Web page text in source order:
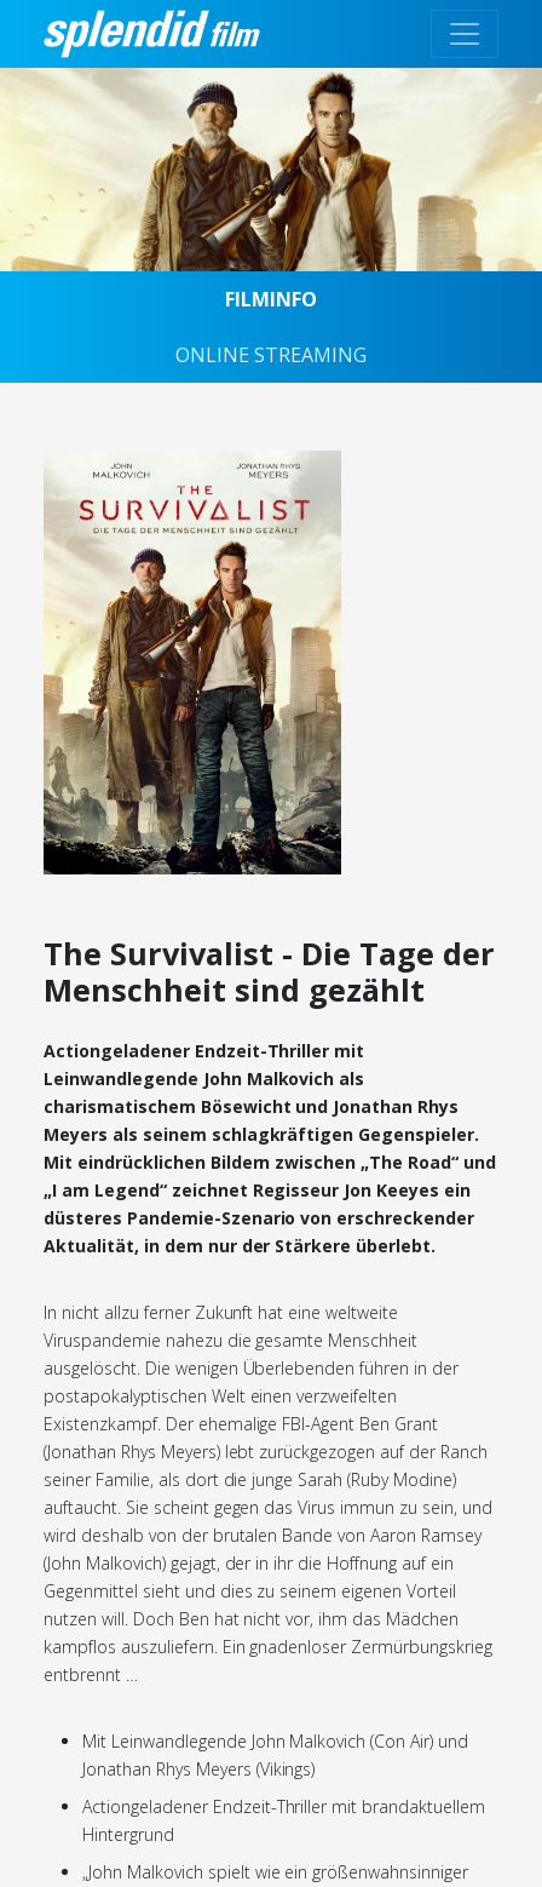
FILMINFO
ONLINE STREAMING
The Survivalist - Die Tage der
Menschheit sind gezählt
Actiongeladener Endzeit-Thriller mit
Leinwandlegende John Malkovich als
charismatischem Bösewicht und Jonathan Rhys
Meyers als seinem schlagkräftigen Gegenspieler.
Mit eindrücklichen Bildern zwischen „The Road“ und
„I am Legend“ zeichnet Regisseur Jon Keeyes ein
düsteres Pandemie-Szenario von erschreckender
Aktualität, in dem nur der Stärkere überlebt.
In nicht allzu ferner Zukunft hat eine weltweite
Viruspandemie nahezu die gesamte Menschheit
ausgelöscht. Die wenigen Überlebenden führen in der
postapokalyptischen Welt einen verzweifelten
Existenzkampf. Der ehemalige FBI-Agent Ben Grant
(Jonathan Rhys Meyers) lebt zurückgezogen auf der Ranch
seiner Familie, als dort die junge Sarah (Ruby Modine)
auftaucht. Sie scheint gegen das Virus immun zu sein, und
wird deshalb von der brutalen Bande von Aaron Ramsey
(John Malkovich) gejagt, der in ihr die Hoffnung auf ein
Gegenmittel sieht und dies zu seinem eigenen Vorteil
nutzen will. Doch Ben hat nicht vor, ihm das Mädchen
kampflos auszuliefern. Ein gnadenloser Zermürbungskrieg
entbrennt …
Mit Leinwandlegende John Malkovich (Con Air) und
Jonathan Rhys Meyers (Vikings)
Actiongeladener Endzeit-Thriller mit brandaktuellem
Hintergrund
„John Malkovich spielt wie ein größenwahnsinniger